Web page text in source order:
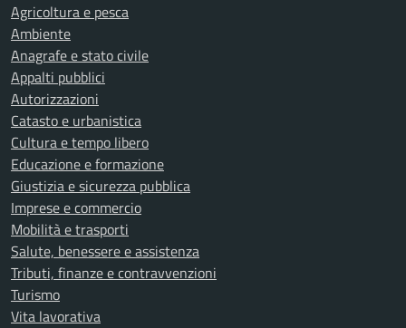
Agricoltura e pesca
Ambiente
Anagrafe e stato civile
Appalti pubblici
Autorizzazioni
Catasto e urbanistica
Cultura e tempo libero
Educazione e formazione
Giustizia e sicurezza pubblica
Imprese e commercio
Mobilità e trasporti
Salute, benessere e assistenza
Tributi, finanze e contravvenzioni
Turismo
Vita lavorativa